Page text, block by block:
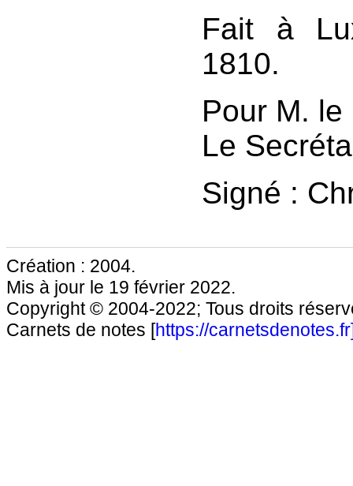
Fait à
1810.
Pour M.
Le
Signé :
Création : 2004.
Mis à jour le 19 février 2022.
Copyright © 2004-2022; Tous droits
Carnets de notes [https://